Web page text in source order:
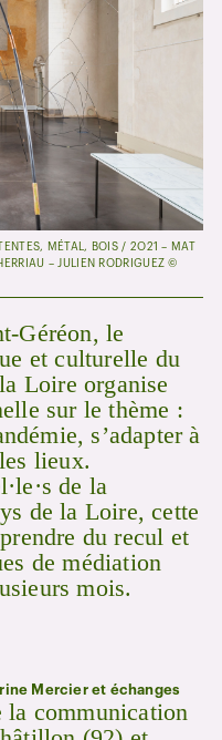
MÉTAL, BOIS / 2O21 – MAT
– JULIEN RODRIGUEZ ©
Géréon, le
et culturelle du
Loire organise
sur le thème :
s’adapter à
lieux.
de la
de la Loire, cette
du recul et
de médiation
mois.
Mercier et échanges
la communication